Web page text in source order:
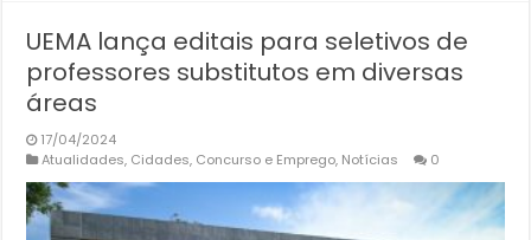
UEMA lança editais para seletivos de
professores substitutos em diversas
áreas
17/04/2024
Atualidades, Cidades, Concurso e Emprego, Notícias 0